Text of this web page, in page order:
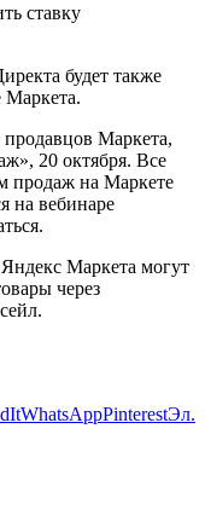
ставку
будет также
Маркета.
продавцов Маркета,
20 октября. Все
продаж на Маркете
на вебинаре
Маркета могут
через
WhatsAppPinterestЭл.